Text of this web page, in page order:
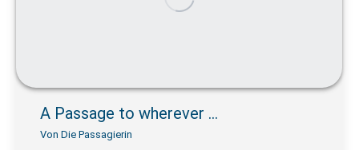
A Passage to wherever …
Von Die Passagierin